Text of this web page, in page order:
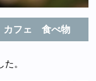
カフェ 食べ物
。